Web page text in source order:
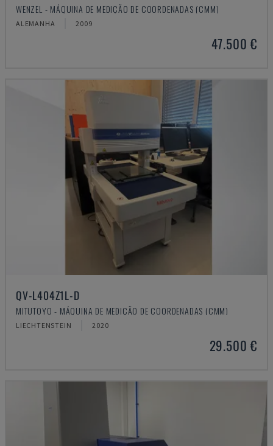
WENZEL - MÁQUINA DE MEDIÇÃO DE COORDENADAS (CMM)
ALEMANHA 2009
47.500 €
QV-L404Z1L-D
MITUTOYO - MÁQUINA DE MEDIÇÃO DE COORDENADAS (CMM)
LIECHTENSTEIN 2020
29.500 €